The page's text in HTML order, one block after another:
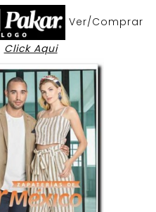
Ver/Comprar
Click Aqui